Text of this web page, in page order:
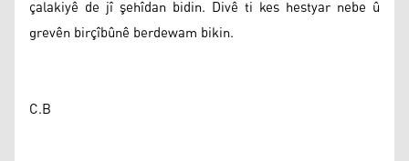
çalakiyê de jî şehîdan bidin. Divê ti kes hestyar nebe û
grevên birçîbûnê berdewam bikin.
C.B